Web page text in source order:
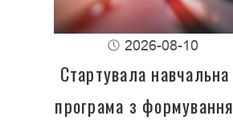
2026-08-10
Стартувала навчальна
програма з формування